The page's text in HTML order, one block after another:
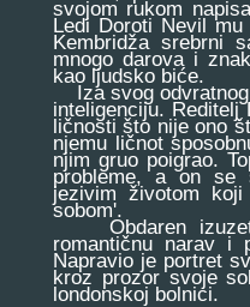
svojom rukom
Ledi Doroti Nevil
Kembridža srebrni
mnogo darova i
kao ljudsko biće.
Iza svog odvratnog
inteligenciju. Reditelj
ličnosti što nije ono
njemu ličnot
njim gruo poigrao.
probleme, a on se
jezivim životom
sobom'.
Obdaren
romantičnu narav i
Napravio je portret
kroz prozor svoje
londonskoj bolnici.